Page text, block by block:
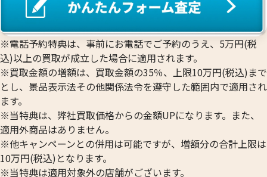
参考買取価格
76,400 円
参考買取価格
71,900 円
※電話予約特典は、事前にお電話でご予約のうえ、5万円(税
込)以上の買取が成立した場合に適用されます。
※買取金額の増額は、買取金額の35％、上限10万円(税込)まで
とし、景品表示法その他関係法令を遵守した範囲内で適用され
ます。
※当特典は、弊社買取価格からの金額UPになります。また、
適用外商品はありません。
※他キャンペーンとの併用は可能ですが、増額分の合計上限は
10万円(税込)となります。
※当特典は適用対象外の店舗がございます。